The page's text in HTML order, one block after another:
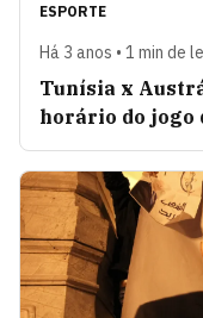
ESPORTE
Há 3 anos • 1 min de
Tunísia x
horário do jogo